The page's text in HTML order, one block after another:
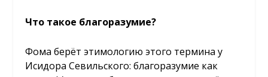
Что такое благоразумие?
Фома берёт этимологию этого термина у
Исидора Севильского: благоразумие как